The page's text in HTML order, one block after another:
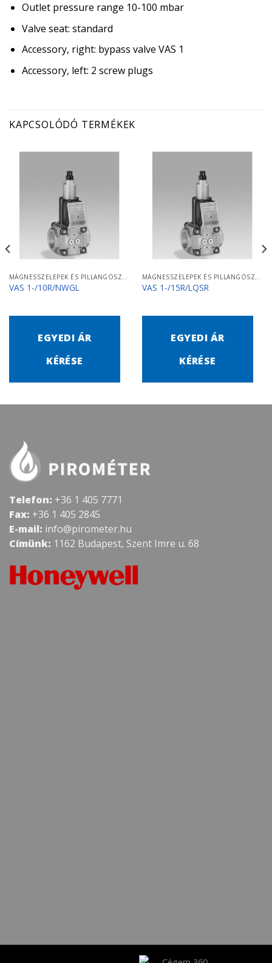
Outlet pressure range 10-100 mbar
Valve seat: standard
Accessory, right: bypass valve VAS 1
Accessory, left: 2 screw plugs
KAPCSOLÓDÓ TERMÉKEK
VAS 1-/10R/NWGL
EGYEDI ÁR
KÉRÉSE
VAS 1-/15R/LQSR
EGYEDI ÁR
KÉRÉSE
Telefon: +36 1 405 7771
Fax: +36 1 405 2845
E-mail: info@pirometer.hu
Címünk: 1162 Budapest, Szent Imre u. 68